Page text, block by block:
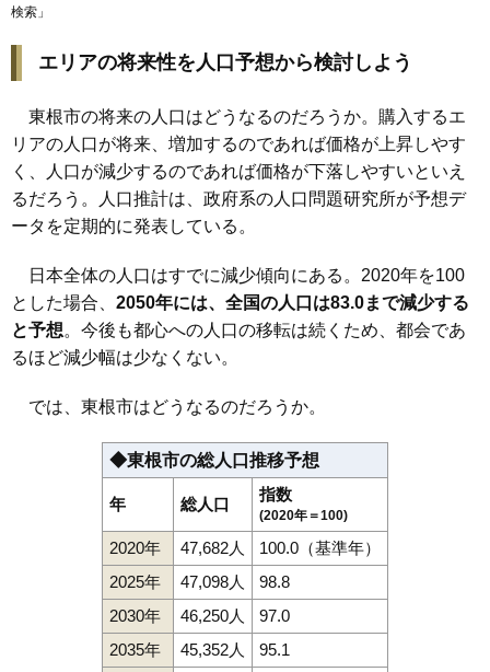
検索 」
エリアの将来性を人口予想から検討しよう
東根市の将来の人口はどうなるのだろうか。購入するエ
リアの人口が将来、増加するのであれば価格が上昇しやす
く、人口が減少するのであれば価格が下落しやすいといえ
るだろう。人口推計は、政府系の人口問題研究所が予想デ
ータを定期的に発表している。
日本全体の人口はすでに減少傾向にある。2020年を100
とした場合、 2050年には、全国の人口は83.0まで減少する
と予想。今後も都心への人口の移転は続くため、都会であ
るほど減少幅は少なくない。
では、東根市はどうなるのだろうか。
◆東根市の総人口推移予想
年 総人口
指数
(2020年＝100)
2020年 47,682人
100.0（基準年）
2025年
47,098人
98.8
2030年
46,250人
97.0
2035年
45,352人
95.1